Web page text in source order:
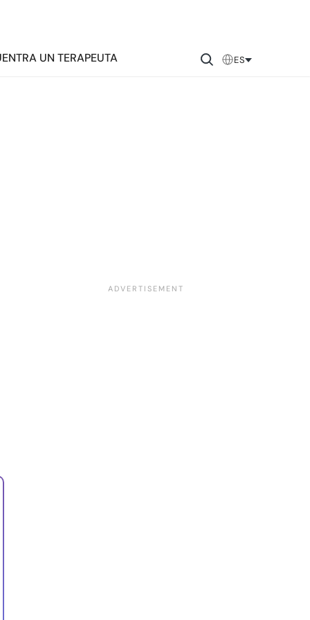
UN TERAPEUTA ES